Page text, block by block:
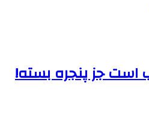
است جز پنجره بسته!